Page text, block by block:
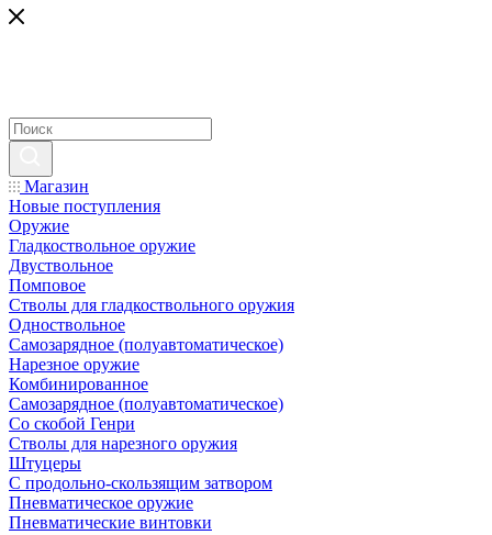
Магазин
Новые поступления
Оружие
Гладкоствольное оружие
Двуствольное
Помповое
Стволы для гладкоствольного оружия
Одноствольное
Самозарядное (полуавтоматическое)
Нарезное оружие
Комбинированное
Самозарядное (полуавтоматическое)
Со скобой Генри
Стволы для нарезного оружия
Штуцеры
С продольно-скользящим затвором
Пневматическое оружие
Пневматические винтовки